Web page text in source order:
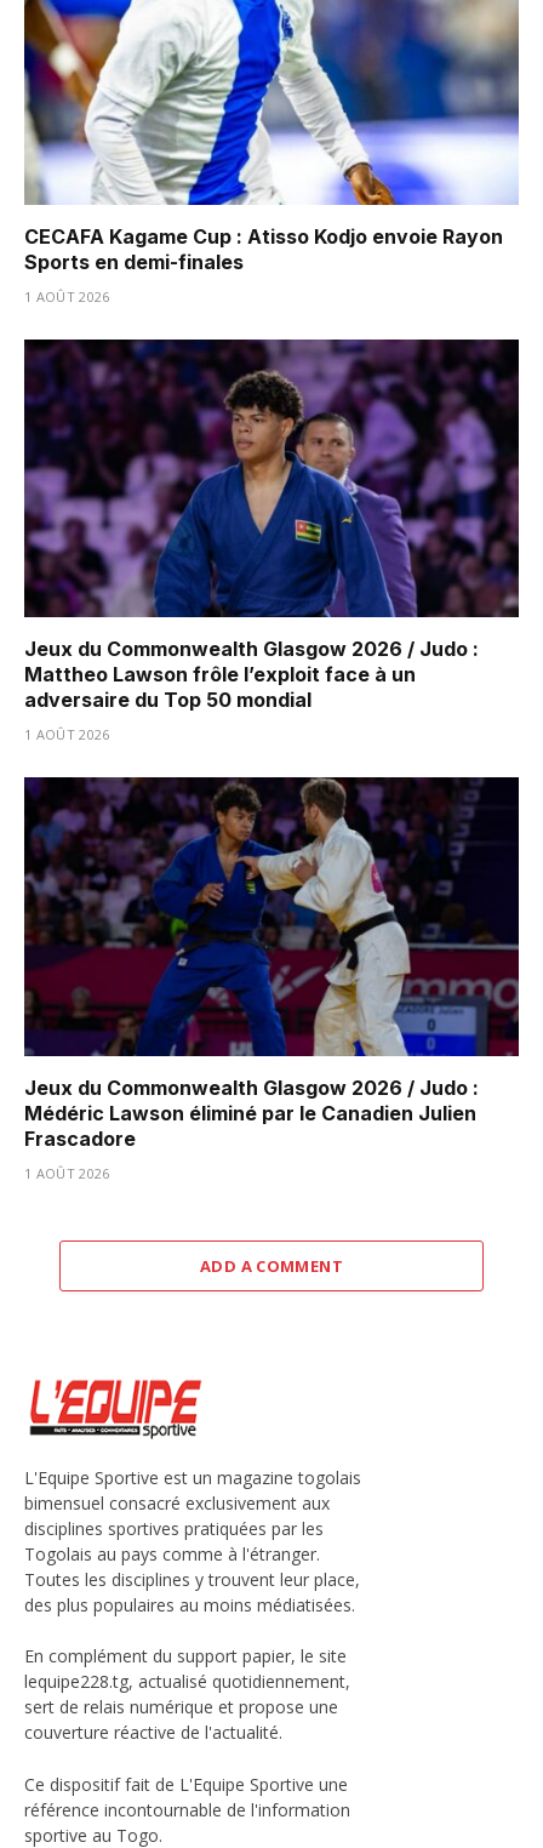
CECAFA Kagame Cup : Atisso Kodjo envoie Rayon
Sports en demi-finales
1 AOÛT 2026
Jeux du Commonwealth Glasgow 2026 / Judo :
Mattheo Lawson frôle l’exploit face à un
adversaire du Top 50 mondial
1 AOÛT 2026
Jeux du Commonwealth Glasgow 2026 / Judo :
Médéric Lawson éliminé par le Canadien Julien
Frascadore
1 AOÛT 2026
ADD A COMMENT
L'Equipe Sportive est un magazine togolais
bimensuel consacré exclusivement aux
disciplines sportives pratiquées par les
Togolais au pays comme à l'étranger.
Toutes les disciplines y trouvent leur place,
des plus populaires au moins médiatisées.
En complément du support papier, le site
lequipe228.tg, actualisé quotidiennement,
sert de relais numérique et propose une
couverture réactive de l'actualité.
Ce dispositif fait de L'Equipe Sportive une
référence incontournable de l'information
sportive au Togo.